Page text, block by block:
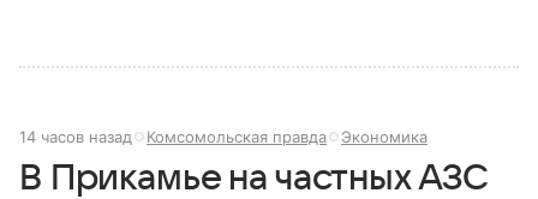
14 часов назад Комсомольская правда Экономика
В Прикамье на частных АЗС